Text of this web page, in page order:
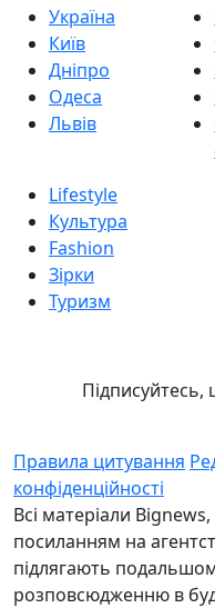
Україна
Київ
Дніпро
Одеса
Львів
Lifestyle
Культура
Fashion
Зірки
Туризм
Підписуйтесь,
Правила цитування
конфіденційності
Всі матеріали
посиланням на
підлягають
розповсюдженню в